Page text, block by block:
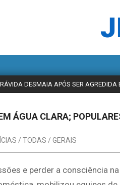
DESMAIA APÓS SER
ÁGUA CLARA;
/ TODAS / GERAIS
e perder a consciência